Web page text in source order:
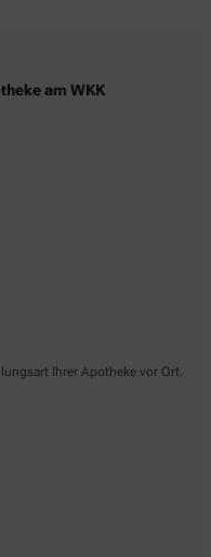
am WKK
Ihrer Apotheke vor Ort.